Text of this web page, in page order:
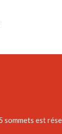
sommets est